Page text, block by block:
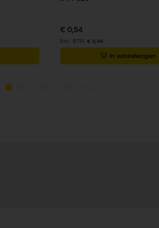
€ 0,54
€ 0,45
In winkelwagen